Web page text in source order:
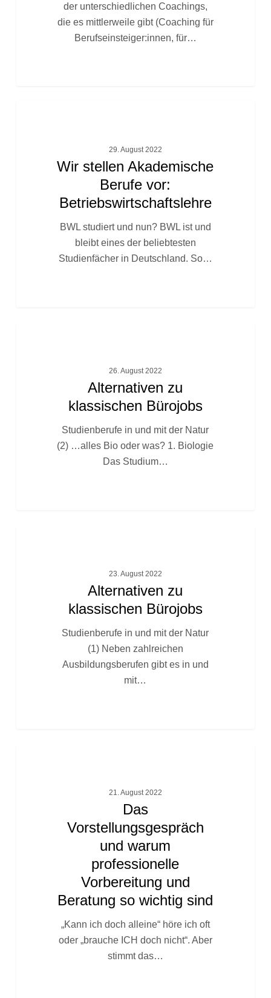
der unterschiedlichen Coachings,
die es mittlerweile gibt (Coaching für
Berufseinsteiger:innen, für…
vor:
Betriebswirtschaftslehre
29. August 2022
Wir stellen Akademische
Berufe vor:
Betriebswirtschaftslehre
BWL studiert und nun? BWL ist und
bleibt eines der beliebtesten
Studienfächer in Deutschland. So…
26. August 2022
Alternativen zu
klassischen Bürojobs
Studienberufe in und mit der Natur
(2) …alles Bio oder was? 1. Biologie
Das Studium…
Bürojobs
23. August 2022
Alternativen zu
klassischen Bürojobs
Studienberufe in und mit der Natur
(1) Neben zahlreichen
Ausbildungsberufen gibt es in und
mit…
warum
professionelle
Vorbereitung
und
Beratung
so
wichtig
sind
21. August 2022
Das
Vorstellungsgespräch
und warum
professionelle
Vorbereitung und
Beratung so wichtig sind
„Kann ich doch alleine“ höre ich oft
oder „brauche ICH doch nicht“. Aber
stimmt das…